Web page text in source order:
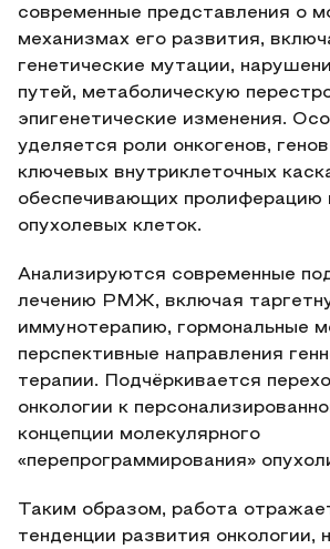
современные представления о
механизмах его развития,
генетические мутации,
путей, метаболическую
эпигенетические изменения.
уделяется роли онкогенов,
ключевых внутриклеточных
обеспечивающих пролиферацию
опухолевых клеток.
Анализируются современные
лечению РМЖ, включая
иммунотерапию, гормональные
перспективные направления
терапии. Подчёркивается
онкологии к
концепции молекулярного
«перепрограммирования»
Таким образом, работа
тенденции развития онкологии,